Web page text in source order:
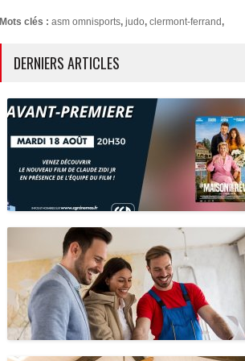
Mots clés : asm omnisports, judo, clermont-ferrand,
DERNIERS ARTICLES